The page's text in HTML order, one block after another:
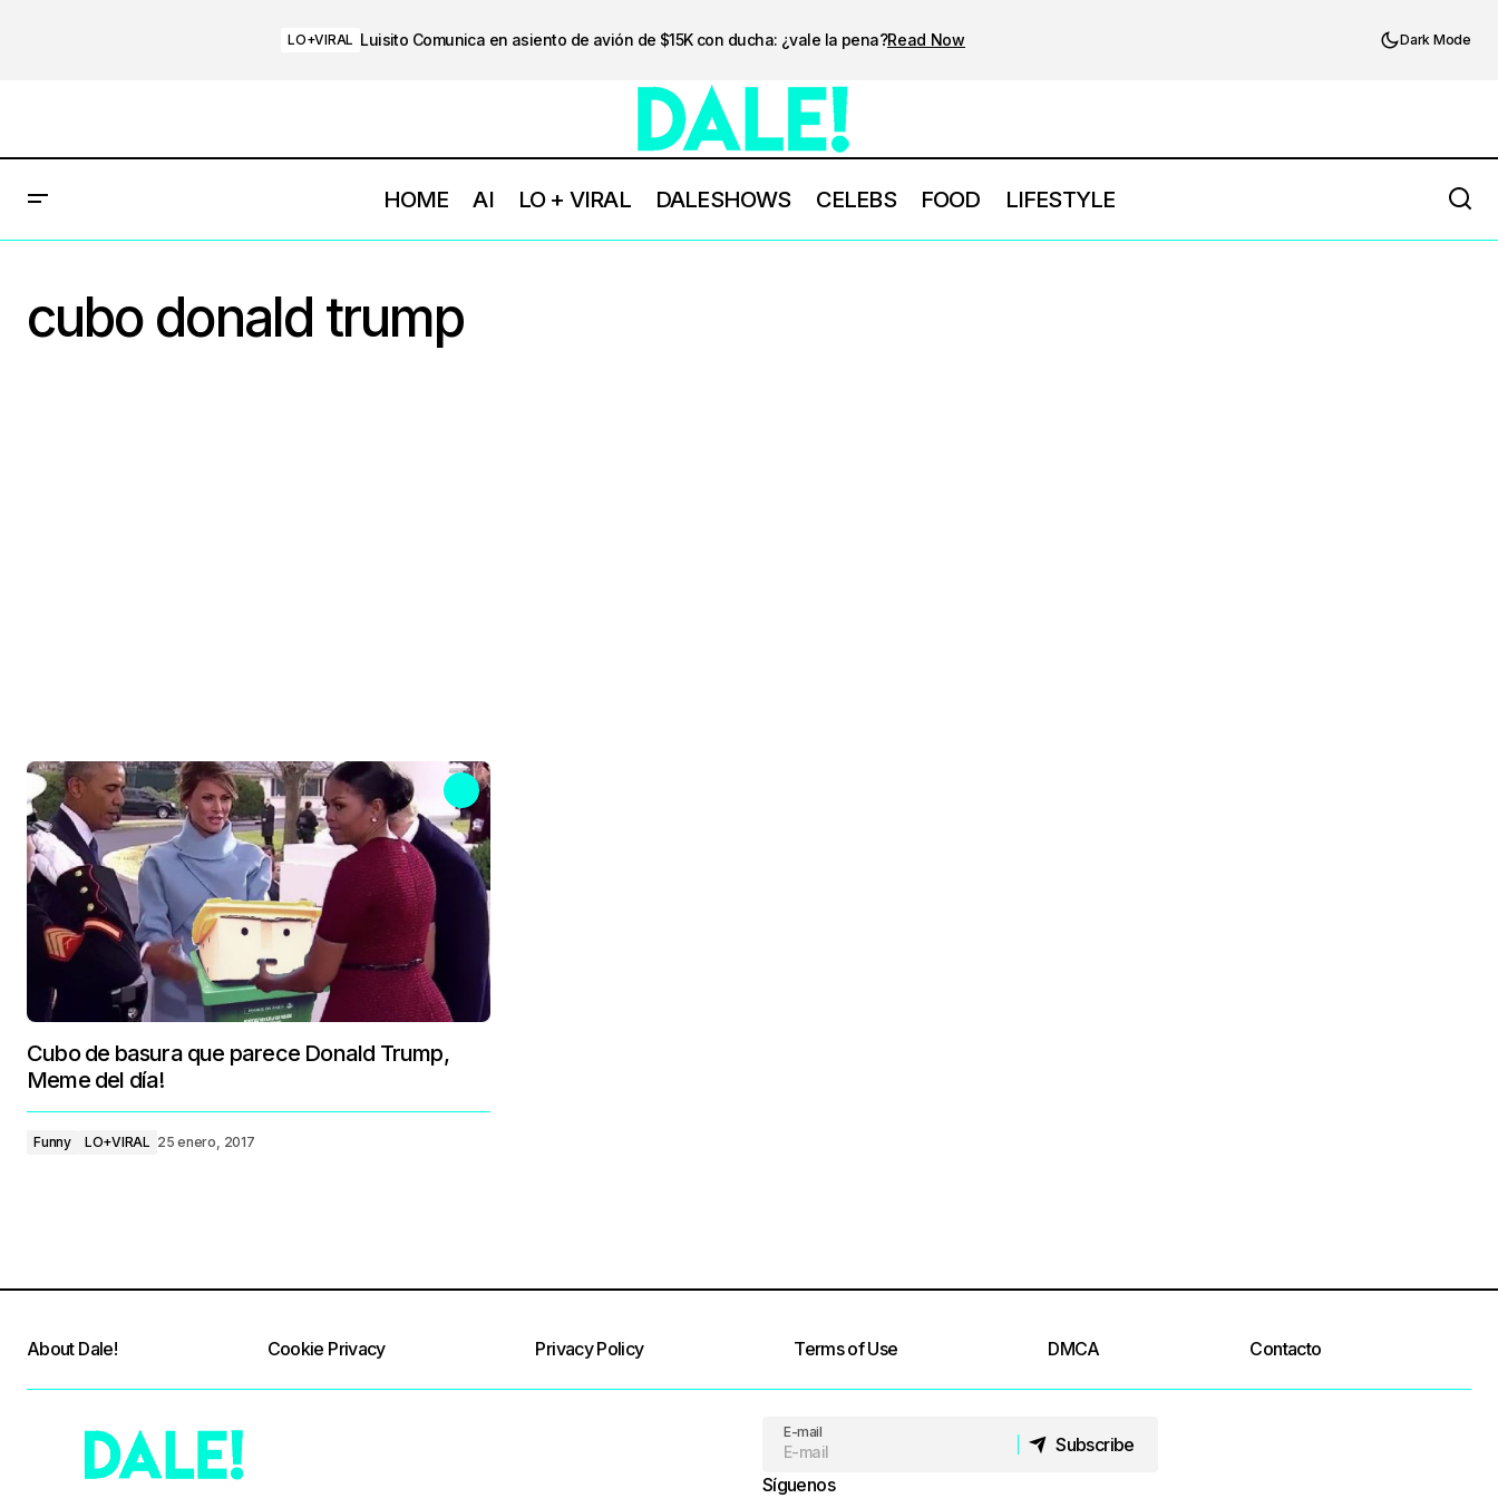
LO+VIRAL Luisito Comunica en asiento de avión de $15K con ducha: ¿vale la pena?Read Now Dark Mode
HOME AI LO + VIRAL DALESHOWS CELEBS FOOD LIFESTYLE
cubo donald trump
Cubo de basura que parece Donald Trump,
Meme del día!
Funny LO+VIRAL 25 enero, 2017
About Dale! Cookie Privacy Privacy Policy Terms of Use DMCA Contacto
E-mail
Subscribe
Síguenos